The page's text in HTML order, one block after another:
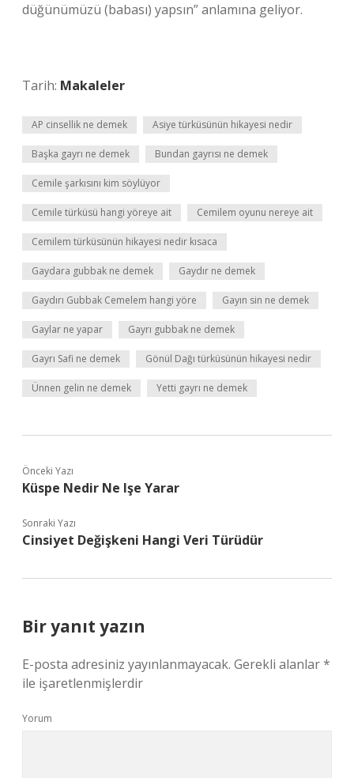
düğünümüzü (babası) yapsın” anlamına geliyor.
Tarih: Makaleler
AP cinsellik ne demek Asiye türküsünün hikayesi nedir
Başka gayrı ne demek Bundan gayrısı ne demek
Cemile şarkısını kim söylüyor
Cemile türküsü hangi yöreye ait Cemilem oyunu nereye ait
Cemilem türküsünün hikayesi nedir kısaca
Gaydara gubbak ne demek Gaydır ne demek
Gaydırı Gubbak Cemelem hangi yöre Gayın sin ne demek
Gaylar ne yapar Gayrı gubbak ne demek
Gayrı Safi ne demek Gönül Dağı türküsünün hikayesi nedir
Ünnen gelin ne demek Yetti gayrı ne demek
Önceki Yazı
Küspe Nedir Ne Işe Yarar
Sonraki Yazı
Cinsiyet Değişkeni Hangi Veri Türüdür
Bir yanıt yazın
E-posta adresiniz yayınlanmayacak. Gerekli alanlar*
ile işaretlenmişlerdir
Yorum